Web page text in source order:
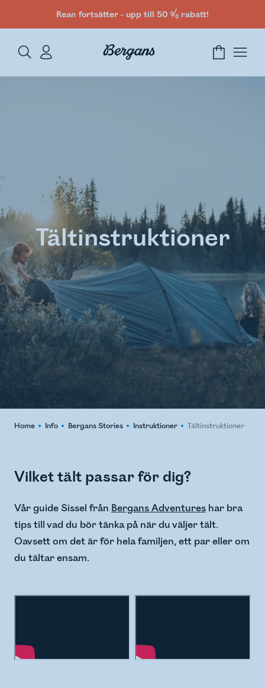
Rean fortsätter - upp till 50 % rabatt!
Tältinstruktioner
Home Info Bergans Stories Instruktioner Tältinstruktioner
Vilket tält passar för dig?
Vår guide Sissel från Bergans Adventures har bra
tips till vad du bör tänka på när du väljer tält.
Oavsett om det är för hela familjen, ett par eller om
du tältar ensam.